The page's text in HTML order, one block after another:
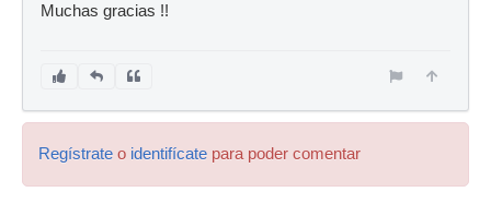
Muchas gracias !!
Regístrate o identifícate para poder comentar